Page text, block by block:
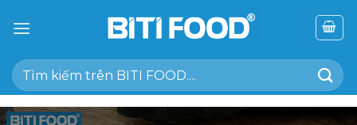
đến
dung
Tìm
kiếm: